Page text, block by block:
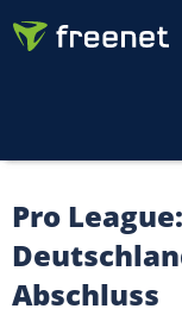
Pro
Abschluss